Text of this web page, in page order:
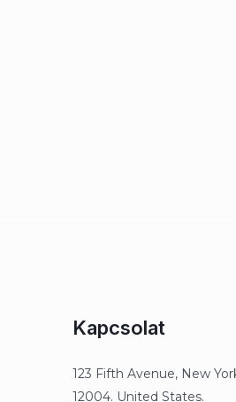
Kapcsolat
123 Fifth Avenue, New
12004. United States.